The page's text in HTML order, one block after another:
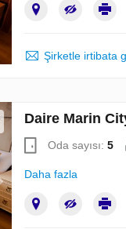
Şirketle irtibata
Daire Marin
Oda sayısı: 5
Daha fazla